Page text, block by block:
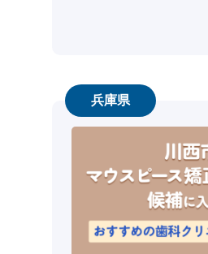
や矯正装置を提案しても
兵庫県